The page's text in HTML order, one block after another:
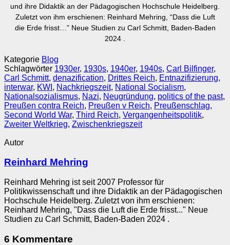
und ihre Didaktik an der Pädagogischen Hochschule Heidelberg.
Zuletzt von ihm erschienen: Reinhard Mehring, “Dass die Luft
die Erde frisst…” Neue Studien zu Carl Schmitt, Baden-Baden
2024 .
Kategorie Blog
Schlagwörter 1930er, 1930s, 1940er, 1940s, Carl Bilfinger,
Carl Schmitt, denazification, Drittes Reich, Entnazifizierung,
interwar, KWI , Nachkriegszeit, National Socialism,
Nationalsozialismus, Nazi, Neugründung, politics of the past,
Preußen contra Reich, Preußen v Reich, Preußenschlag,
Second World War, Third Reich, Vergangenheitspolitik,
Zweiter Weltkrieg, Zwischenkriegszeit
Autor
Reinhard Mehring
Reinhard Mehring ist seit 2007 Professor für
Politikwissenschaft und ihre Didaktik an der Pädagogischen
Hochschule Heidelberg. Zuletzt von ihm erschienen:
Reinhard Mehring, "Dass die Luft die Erde frisst..." Neue
Studien zu Carl Schmitt, Baden-Baden 2024 .
6 Kommentare